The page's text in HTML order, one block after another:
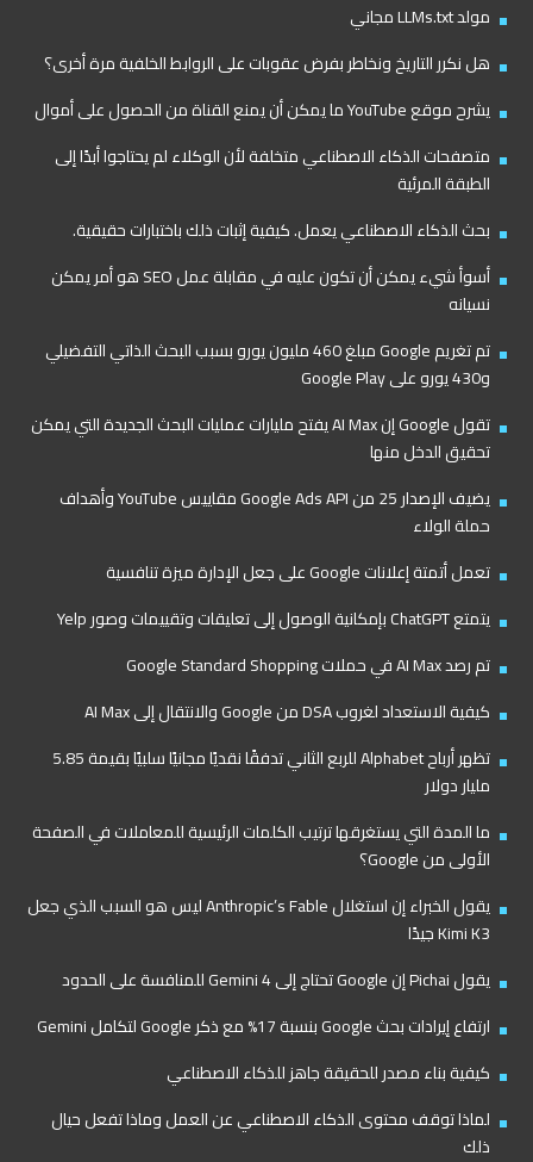
مولد LLMs.txt مجاني
هل نكرر التاريخ ونخاطر بفرض عقوبات على الروابط الخلفية مرة أخرى؟
يشرح موقع YouTube ما يمكن أن يمنع القناة من الحصول على أموال
متصفحات الذكاء الاصطناعي متخلفة لأن الوكلاء لم يحتاجوا أبدًا إلى
الطبقة المرئية
بحث الذكاء الاصطناعي يعمل. كيفية إثبات ذلك باختبارات حقيقية.
أسوأ شيء يمكن أن تكون عليه في مقابلة عمل SEO هو أمر يمكن
نسيانه
تم تغريم Google مبلغ 460 مليون يورو بسبب البحث الذاتي التفضيلي
و430 يورو على Google Play
تقول Google إن AI Max يفتح مليارات عمليات البحث الجديدة التي يمكن
تحقيق الدخل منها
يضيف الإصدار 25 من Google Ads API مقاييس YouTube وأهداف
حملة الولاء
تعمل أتمتة إعلانات Google على جعل الإدارة ميزة تنافسية
يتمتع ChatGPT بإمكانية الوصول إلى تعليقات وتقييمات وصور Yelp
تم رصد AI Max في حملات Google Standard Shopping
كيفية الاستعداد لغروب DSA من Google والانتقال إلى AI Max
تظهر أرباح Alphabet للربع الثاني تدفقًا نقديًا مجانيًا سلبيًا بقيمة 5.85
مليار دولار
ما المدة التي يستغرقها ترتيب الكلمات الرئيسية للمعاملات في الصفحة
الأولى من Google؟
يقول الخبراء إن استغلال Anthropic’s Fable ليس هو السبب الذي جعل
Kimi K3 جيدًا
يقول Pichai إن Google تحتاج إلى Gemini 4 للمنافسة على الحدود
ارتفاع إيرادات بحث Google بنسبة 17% مع ذكر Google لتكامل Gemini
كيفية بناء مصدر للحقيقة جاهز للذكاء الاصطناعي
لماذا توقف محتوى الذكاء الاصطناعي عن العمل وماذا تفعل حيال
ذلك